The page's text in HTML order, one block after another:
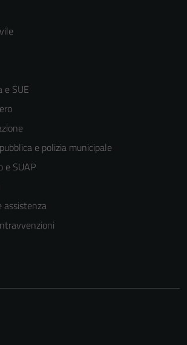
e SUE
e polizia municipale
e SUAP
assistenza